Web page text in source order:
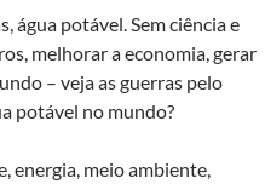
água potável. Sem ciência e
melhorar a economia, gerar
– veja as guerras pelo
potável no mundo?
energia, meio ambiente,